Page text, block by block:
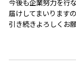
今後も企業努力を行
届けしてまいりますの
引き続きよろしくお